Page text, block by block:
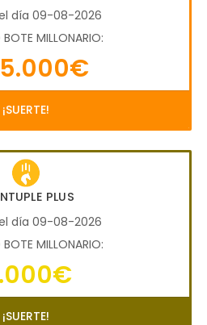
día 09-08-2026
MILLONARIO:
¡SUERTE!
PLUS
día 09-08-2026
MILLONARIO:
¡SUERTE!